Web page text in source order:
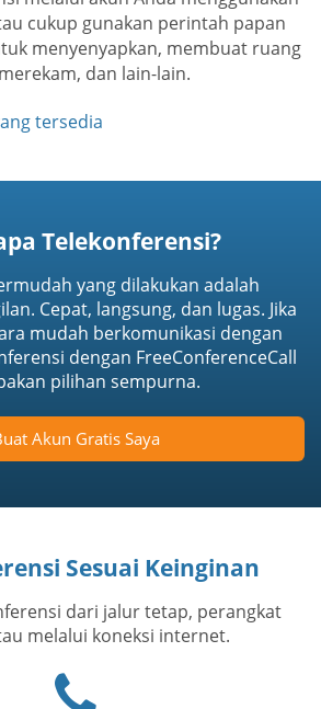
cukup gunakan perintah papan
menyenyapkan, membuat ruang
dan lain-lain.
tersedia
Telekonferensi?
yang dilakukan adalah
Cepat, langsung, dan lugas. Jika
mudah berkomunikasi dengan
dengan FreeConferenceCall
pilihan sempurna.
Akun Gratis Saya
Sesuai Keinginan
dari jalur tetap, perangkat
melalui koneksi internet.